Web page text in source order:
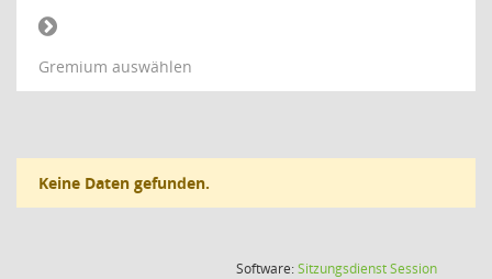
Gremium auswählen
Keine Daten gefunden.
Software:SitzungsdienstSession(Wird in